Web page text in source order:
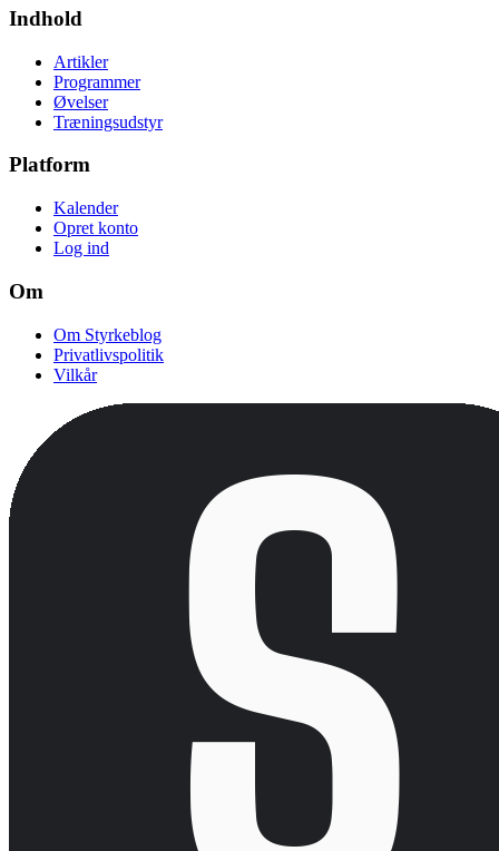
Indhold
Artikler
Programmer
Øvelser
Træningsudstyr
Platform
Kalender
Opret konto
Log ind
Om
Om Styrkeblog
Privatlivspolitik
Vilkår